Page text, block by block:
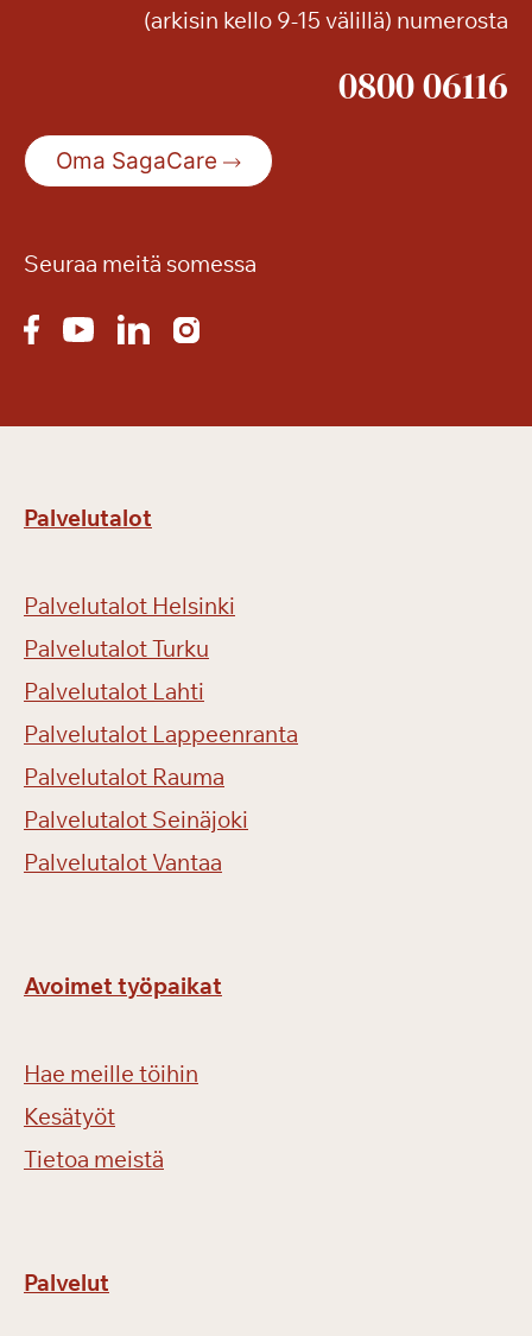
(arkisin kello 9-15 välillä) numerosta
0800 06116
Oma SagaCare
Seuraa meitä somessa
Palvelutalot
Palvelutalot Helsinki
Palvelutalot Turku
Palvelutalot Lahti
Palvelutalot Lappeenranta
Palvelutalot Rauma
Palvelutalot Seinäjoki
Palvelutalot Vantaa
Avoimet työpaikat
Hae meille töihin
Kesätyöt
Tietoa meistä
Palvelut